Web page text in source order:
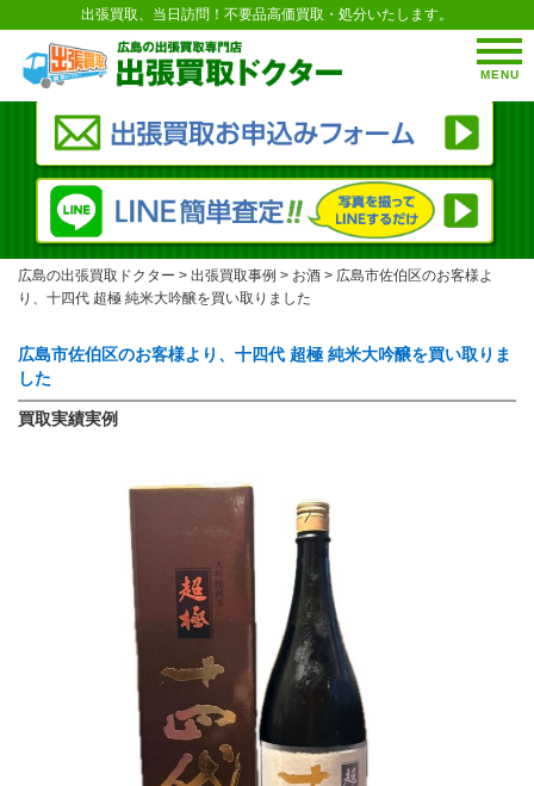
MENU
出張買取、当日訪問！不要品高価買取・処分いたします。
広島の出張買取ドクター > 出張買取事例 > お酒 > 広島市佐伯区のお客様よ
り、十四代 超極 純米大吟醸を買い取りました
広島市佐伯区のお客様より、十四代 超極 純米大吟醸を買い取りま
した
買取実績実例